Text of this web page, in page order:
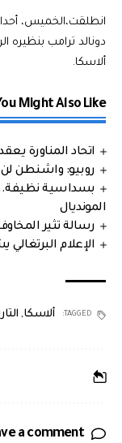
انطلقت،الخميس،
دونالد ترامب بنظيره
ألاسكا.
Might Also Like
اتحاد المناورة يعقد
روبيو: واشنطن
بسداسية
المونديال
رسالة تثير
الإعلام
TAGGED: ألاسكا,
a comment